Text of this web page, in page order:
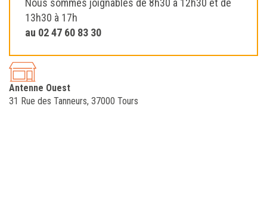
Nous sommes joignables de 8h30 à 12h30 et de
13h30 à 17h
au 02 47 60 83 30
Antenne Ouest
31 Rue des Tanneurs, 37000 Tours